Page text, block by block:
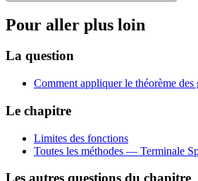
Pour aller plus loin
La question
Comment appliquer le théorème
Le chapitre
Limites des fonctions
Toutes les méthodes — Terminale
Les autres questions du chapitre